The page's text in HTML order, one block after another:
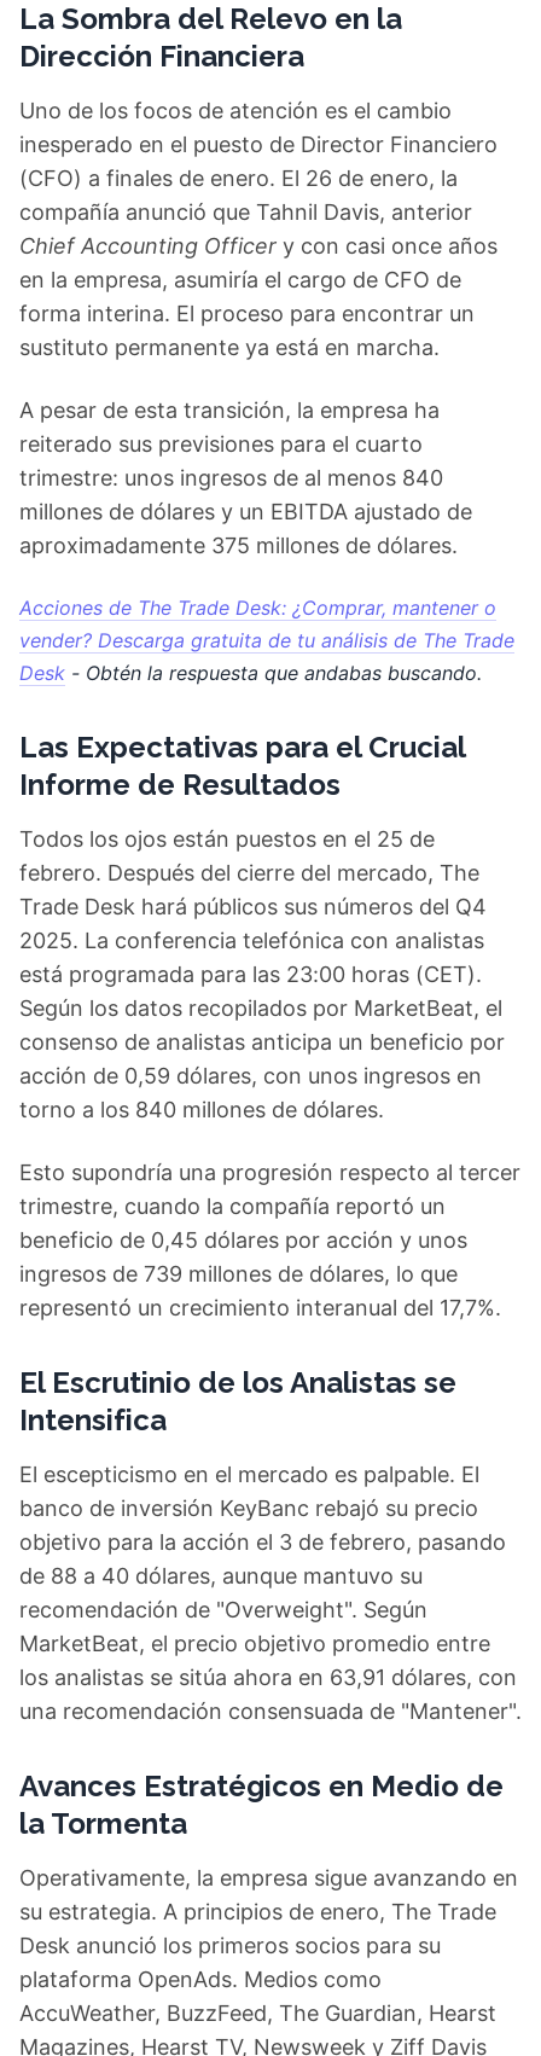
La Sombra del Relevo en la
Dirección Financiera
Uno de los focos de atención es el cambio
inesperado en el puesto de Director Financiero
(CFO) a finales de enero. El 26 de enero, la
compañía anunció que Tahnil Davis, anterior
Chief Accounting Officer y con casi once años
en la empresa, asumiría el cargo de CFO de
forma interina. El proceso para encontrar un
sustituto permanente ya está en marcha.
A pesar de esta transición, la empresa ha
reiterado sus previsiones para el cuarto
trimestre: unos ingresos de al menos 840
millones de dólares y un EBITDA ajustado de
aproximadamente 375 millones de dólares.
Acciones de The Trade Desk: ¿Comprar, mantener o
vender? Descarga gratuita de tu análisis de The Trade
Desk - Obtén la respuesta que andabas buscando.
Las Expectativas para el Crucial
Informe de Resultados
Todos los ojos están puestos en el 25 de
febrero. Después del cierre del mercado, The
Trade Desk hará públicos sus números del Q4
2025. La conferencia telefónica con analistas
está programada para las 23:00 horas (CET).
Según los datos recopilados por MarketBeat, el
consenso de analistas anticipa un beneficio por
acción de 0,59 dólares, con unos ingresos en
torno a los 840 millones de dólares.
Esto supondría una progresión respecto al tercer
trimestre, cuando la compañía reportó un
beneficio de 0,45 dólares por acción y unos
ingresos de 739 millones de dólares, lo que
representó un crecimiento interanual del 17,7%.
El Escrutinio de los Analistas se
Intensifica
El escepticismo en el mercado es palpable. El
banco de inversión KeyBanc rebajó su precio
objetivo para la acción el 3 de febrero, pasando
de 88 a 40 dólares, aunque mantuvo su
recomendación de "Overweight". Según
MarketBeat, el precio objetivo promedio entre
los analistas se sitúa ahora en 63,91 dólares, con
una recomendación consensuada de "Mantener".
Avances Estratégicos en Medio de
la Tormenta
Operativamente, la empresa sigue avanzando en
su estrategia. A principios de enero, The Trade
Desk anunció los primeros socios para su
plataforma OpenAds. Medios como
AccuWeather, BuzzFeed, The Guardian, Hearst
Magazines, Hearst TV, Newsweek y Ziff Davis